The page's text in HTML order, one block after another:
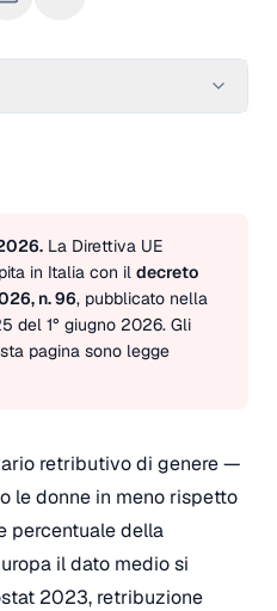
La Direttiva UE
in Italia con il decreto
n. 96, pubblicato nella
del 1° giugno 2026. Gli
pagina sono legge
retributivo di genere —
le donne in meno rispetto
percentuale della
il dato medio si
2023, retribuzione